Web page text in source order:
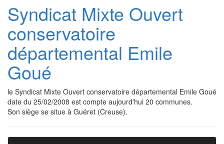
Syndicat Mixte Ouvert
conservatoire
départemental Emile
Goué
le Syndicat Mixte Ouvert conservatoire départemental Emile Goué
date du 25/02/2008 est compte aujourd'hui 20 communes.
Son siège se situe à Guéret (Creuse).